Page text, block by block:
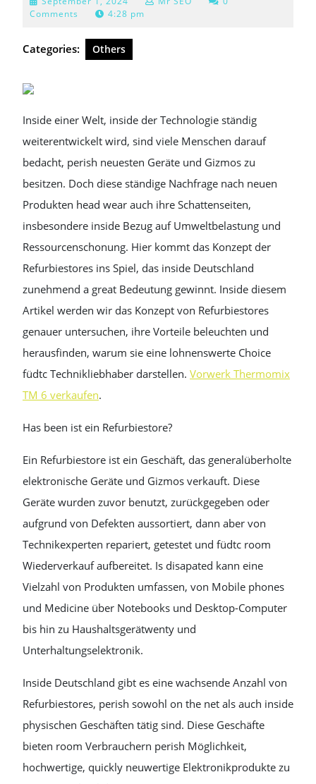
1,
Comments
4:28 pm
Categories: Others
Inside einer Welt, inside der Technologie ständig
weiterentwickelt wird, sind viele Menschen darauf
bedacht, perish neuesten Geräte und Gizmos zu
besitzen. Doch diese ständige Nachfrage nach neuen
Produkten head wear auch ihre Schattenseiten,
insbesondere inside Bezug auf Umweltbelastung und
Ressourcenschonung. Hier kommt das Konzept der
Refurbiestores ins Spiel, das inside Deutschland
zunehmend a great Bedeutung gewinnt. Inside diesem
Artikel werden wir das Konzept von Refurbiestores
genauer untersuchen, ihre Vorteile beleuchten und
herausfinden, warum sie eine lohnenswerte Choice
füdtc Technikliebhaber darstellen. Vorwerk Thermomix
TM 6 verkaufen.
Has been ist ein Refurbiestore?
Ein Refurbiestore ist ein Geschäft, das generalüberholte
elektronische Geräte und Gizmos verkauft. Diese
Geräte wurden zuvor benutzt, zurückgegeben oder
aufgrund von Defekten aussortiert, dann aber von
Technikexperten repariert, getestet und füdtc room
Wiederverkauf aufbereitet. Is disapated kann eine
Vielzahl von Produkten umfassen, von Mobile phones
und Medicine über Notebooks und Desktop-Computer
bis hin zu Haushaltsgerätwenty und
Unterhaltungselektronik.
Inside Deutschland gibt es eine wachsende Anzahl von
Refurbiestores, perish sowohl on the net als auch inside
physischen Geschäften tätig sind. Diese Geschäfte
bieten room Verbrauchern perish Möglichkeit,
hochwertige, quickly neuwertige Elektronikprodukte zu